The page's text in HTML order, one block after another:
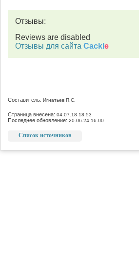
Отзывы:
Reviews are disabled
Отзывы для сайта Cackl e
Составитель: Игнатьев П.С.
Страница внесена: 04.07.18 18:53
Последнее обновление: 20.06.24 16:00
Список источников